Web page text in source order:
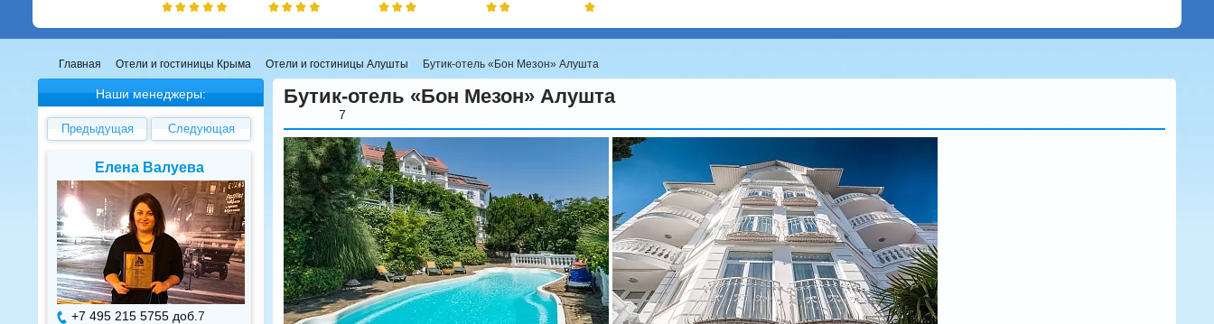
Главная Отели и гостиницы Крыма Отели и гостиницы Алушты Бутик-отель «Бон Мезон» Алушта
Наши менеджеры:
Предыдущая Следующая
Елена Валуева
+7 495 215 5755 доб. 7
Светлана Гарбузова
+7 495 215 5755 доб.
Александр
+7 495 215 5755 доб.5
Бутик-отель «Бон Мезон» Алушта
7